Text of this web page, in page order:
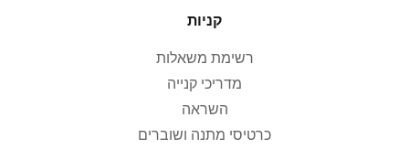
קניות
רשימת משאלות
מדריכי קנייה
השראה
כרטיסי מתנה ושוברים